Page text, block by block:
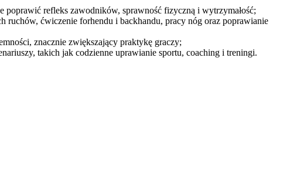
poprawić refleks zawodników, sprawność fizyczną i wytrzymałość;
ruchów, ćwiczenie forhendu i backhandu, pracy nóg oraz poprawianie
znacznie zwiększający praktykę graczy;
takich jak codzienne uprawianie sportu, coaching i treningi.